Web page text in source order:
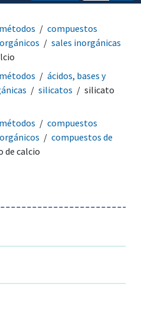
compuestos
sales inorgánicas
ácidos, bases y
silicatos
silicato
compuestos
compuestos de
de calcio